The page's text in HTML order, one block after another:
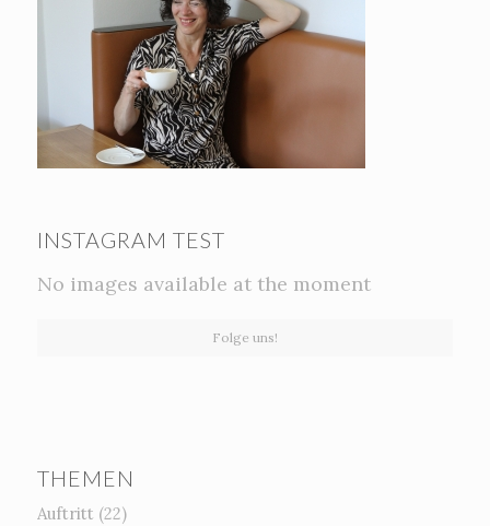
INSTAGRAM TEST
No images available at the moment
Folge uns!
THEMEN
Auftritt (22)